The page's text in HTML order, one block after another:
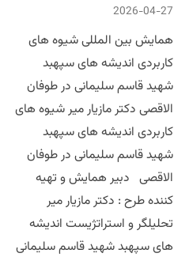
2026-04-27
همایش بین المللی شیوه های
کاربردی اندیشه های سپهبد
شهید قاسم سلیمانی در طوفان
الاقصی دکتر مازیار میر شیوه های
کاربردی اندیشه های سپهبد
شهید قاسم سلیمانی در طوفان
الاقصی دبیر همایش و تهیه
کننده طرح : دکتر مازیار میر
تحلیلگر و استراتژیست اندیشه
های سپهبد شهید قاسم سلیمانی